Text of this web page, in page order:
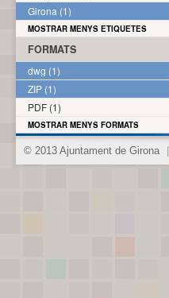
Girona (1)
MOSTRAR MENYS ETIQUETES
FORMATS
dwg (1)
ZIP (1)
PDF (1)
MOSTRAR MENYS FORMATS
© 2013 Ajuntament de Girona